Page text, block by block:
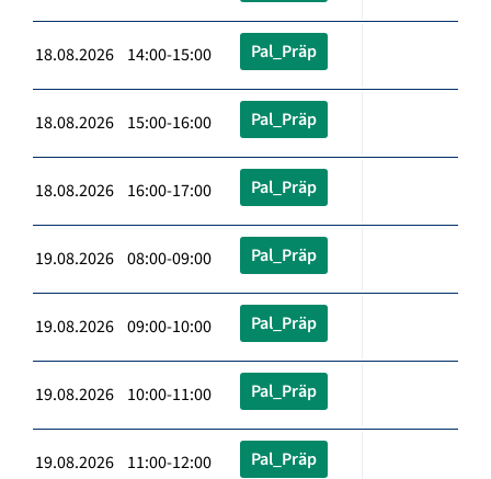
18.08.2026 14:00-15:00 Pal_Präp
18.08.2026 15:00-16:00 Pal_Präp
18.08.2026 16:00-17:00 Pal_Präp
19.08.2026 08:00-09:00 Pal_Präp
19.08.2026 09:00-10:00 Pal_Präp
19.08.2026 10:00-11:00 Pal_Präp
19.08.2026 11:00-12:00 Pal_Präp